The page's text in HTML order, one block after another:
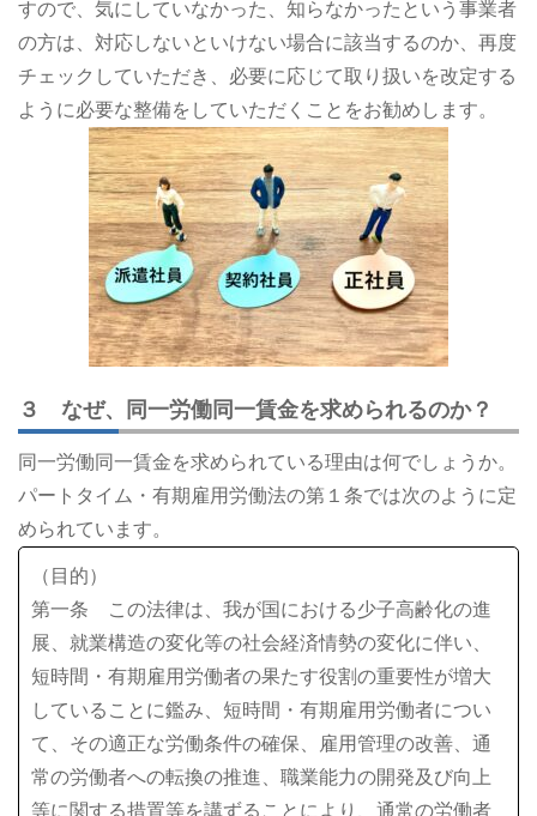
すので、気にしていなかった、知らなかったという事業者
の方は、対応しないといけない場合に該当するのか、再度
チェックしていただき、必要に応じて取り扱いを改定する
ように必要な整備をしていただくことをお勧めします。
３ なぜ、同一労働同一賃金を求められるのか？
同一労働同一賃金を求められている理由は何でしょうか。
パートタイム・有期雇用労働法の第１条では次のように定
められています。
（目的）
第一条 この法律は、我が国における少子高齢化の進
展、就業構造の変化等の社会経済情勢の変化に伴い、
短時間・有期雇用労働者の果たす役割の重要性が増大
していることに鑑み、短時間・有期雇用労働者につい
て、その適正な労働条件の確保、雇用管理の改善、通
常の労働者への転換の推進、職業能力の開発及び向上
等に関する措置等を講ずることにより、通常の労働者